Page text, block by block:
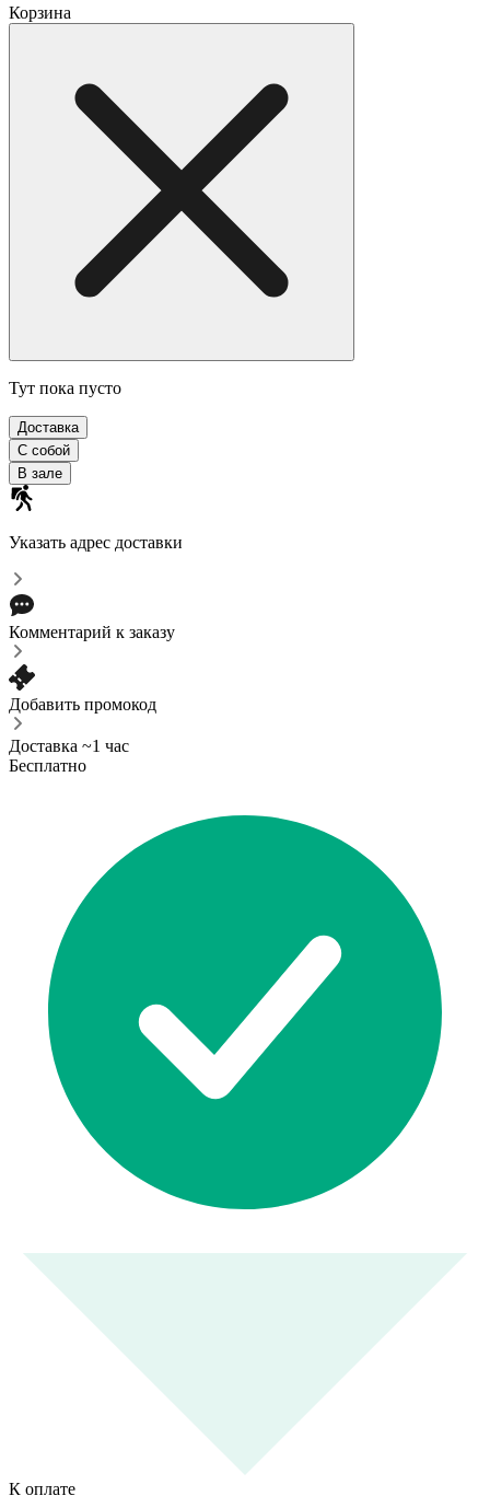
Корзина
Тут пока пусто
Доставка
С собой
В зале
Указать адрес доставки
Комментарий к заказу
Добавить промокод
Доставка ~1 час
Бесплатно
К оплате